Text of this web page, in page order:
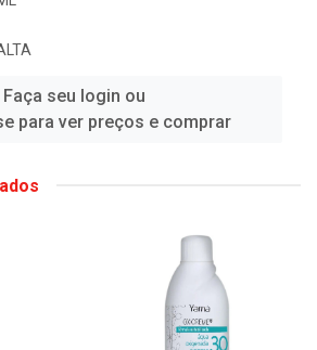
Faça seu login ou
para ver preços e comprar